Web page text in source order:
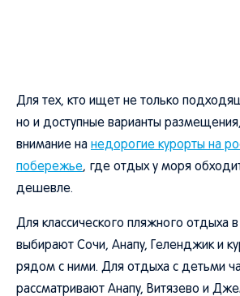
Для тех, кто ищет не только
но и доступные варианты размещения,
внимание на недорогие курорты на
побережье, где отдых у моря
дешевле.
Для классического пляжного отдыха
выбирают Сочи, Анапу, Геленджик и
рядом с ними. Для отдыха с детьми
рассматривают Анапу, Витязево и